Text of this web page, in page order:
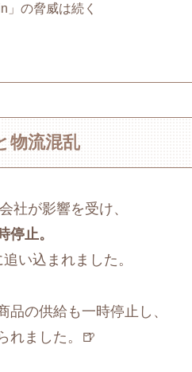
」の脅威は続く
物流混乱
社が影響を受け、
止。
い込まれました。
品の供給も一時停止し、
れました。🍺